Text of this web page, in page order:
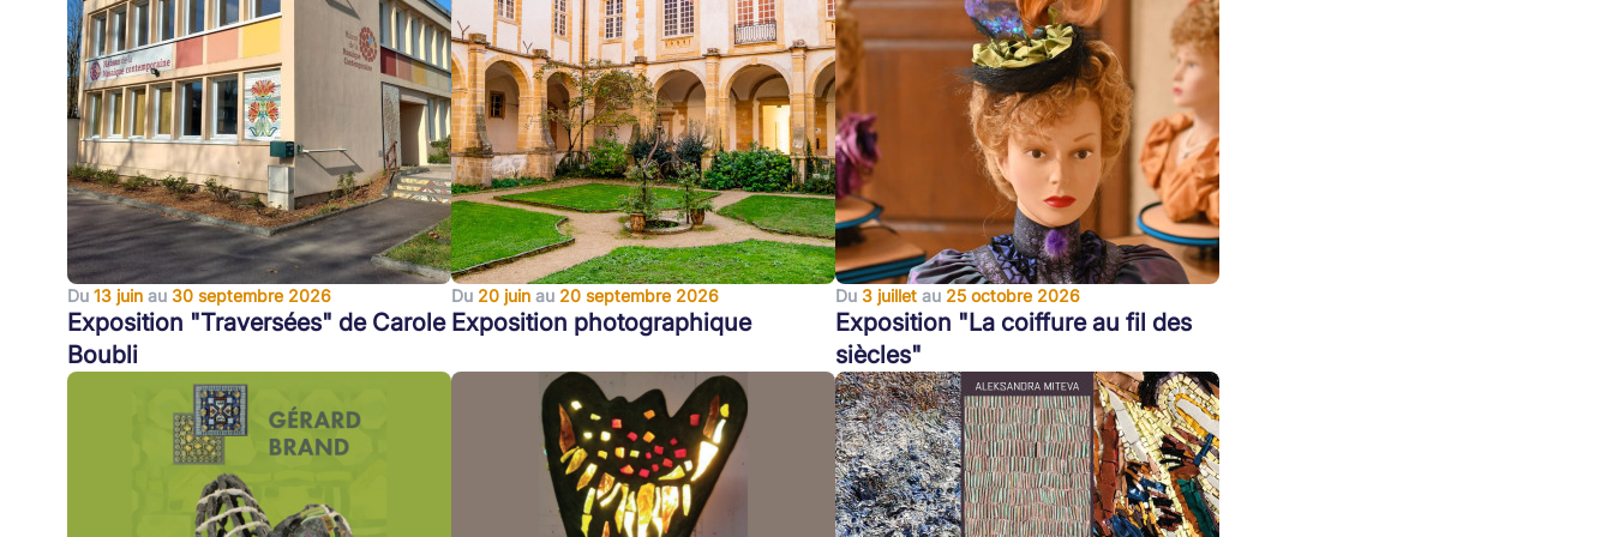
Du 13 juin au 30 septembre 2026
Exposition "Traversées" de Carole
Boubli
Du 20 juin au 20 septembre 2026
Exposition photographique
Du 3 juillet au 25 octobre 2026
Exposition "La coiffure au fil des
siècles"